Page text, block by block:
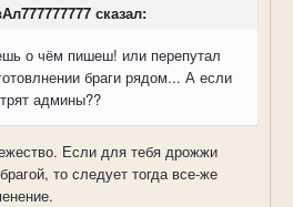
сказал:
о чём пишеш! или перепутал
браги рядом... А если
админы??
Если для тебя дрожжи
то следует тогда все-же